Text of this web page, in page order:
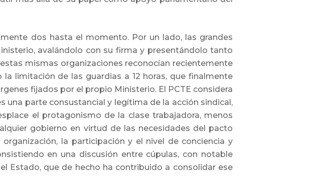
dos hasta el momento. Por un lado, las grandes
avalándolo con su firma y presentándolo tanto
mismas organizaciones reconocían recientemente
limitación de las guardias a 12 horas, que finalmente
fijados por el propio Ministerio. El PCTE considera
parte consustancial y legítima de la acción sindical,
el protagonismo de la clase trabajadora, menos
gobierno en virtud de las necesidades del pacto
la participación y el nivel de conciencia y
en una discusión entre cúpulas, con notable
Estado, que de hecho ha contribuido a consolidar ese